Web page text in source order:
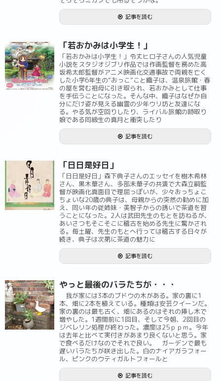
記事を読む
「若おかみは小学生！」
「若おかみは小学生！」令丈ヒロ子さんの人気児童
小説をスタジオジブリ作品では作画監督を務めた高
坂希太郎監督がアニメ映画化交通事故で両親を亡く
した小学6年生の“おっこ”こと織子は、温泉旅館・春
の屋を営む祖母に引き取られ、若おかみとして仕事
を手伝うことになった。そんな中、織子はなぜか自
分にだけ姿が見える幽霊の少年ウリ坊と友達にな
る。やる気が空回りしたり、ライバル旅館の跡取り
娘である同級生の真月と衝突したり
記事を読む
「日日是好日」
「日日是好日」森下典子さんのエッセイを樹木希林
さん、黒木華さん、多部未華子の共演で大森立嗣監
督が映画化真面目で理屈っぽいが、少々おっちょこ
ちょいな20歳の典子は、母親からの突然の勧めに加
え、同い年の従姉妹・美智子からの誘いで茶道を習
うことになった。2人は武田先生のもとを訪ねるが、
あいさつもそこそこに稽古を始める先生に驚かされ
る。毎土曜、先生のもとへ行っては稽古する日々が
続き、典子は次第に茶道の魅力に
記事を読む
やっと最後のバラたちが・・・
我が家には3本のブドウの木がある。家の裏に1
本、畑に2本を植えている。種類は安芸クイーンだ。
家の裏のは最も古く、畑にあるのはそれの挿し木で
増やした。1週間前に1回目、そして今朝、2回目の
ジベレリン処理が終わった。濃度は25ｐｐｍ。今年
は去年と比べて実付きがあまり良くないと思う。家
で食べるだけなのでそれで良い。 ガーデンで最も
遅いバラたちが咲き出した。白のナイアガラフォー
ル、ピンクのウティガルトフォールと
記事を読む